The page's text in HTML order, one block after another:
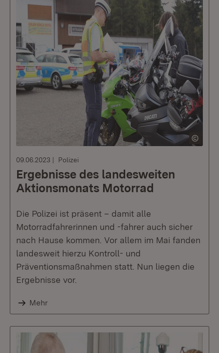
09.06.2023 Polizei
Ergebnisse des landesweiten
Aktionsmonats Motorrad
Die Polizei ist präsent – damit alle
Motorradfahrerinnen und -fahrer auch sicher
nach Hause kommen. Vor allem im Mai fanden
landesweit hierzu Kontroll- und
Präventionsmaßnahmen statt. Nun liegen die
Ergebnisse vor.
Mehr